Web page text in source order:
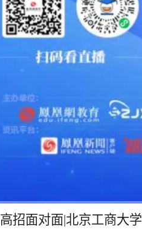
高招面对面|北京工商大学